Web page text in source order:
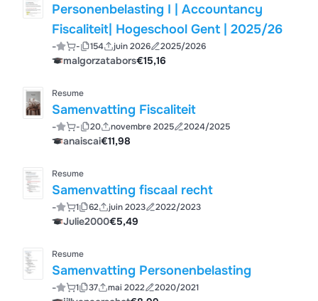
Personenbelasting I | Accountancy
Fiscaliteit| Hogeschool Gent | 2025/26
- - 154 juin 2026 2025/2026
malgorzatabors€15,16
Resume
Samenvatting Fiscaliteit
- - 20 novembre 2025 2024/2025
anaiscai€11,98
Resume
Samenvatting fiscaal recht
- 1 62 juin 2023 2022/2023
Julie2000€5,49
Resume
Samenvatting Personenbelasting
- 1 37 mai 2022 2020/2021